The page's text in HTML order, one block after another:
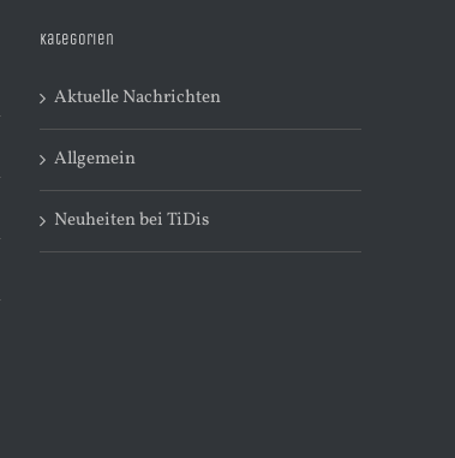
Kategorien
Aktuelle Nachrichten
Allgemein
Neuheiten bei TiDis